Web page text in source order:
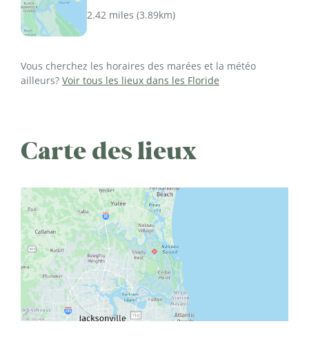
2.42 miles (3.89km)
Vous cherchez les horaires des marées et la météo
ailleurs? Voir tous les lieux dans les Floride
Carte des lieux